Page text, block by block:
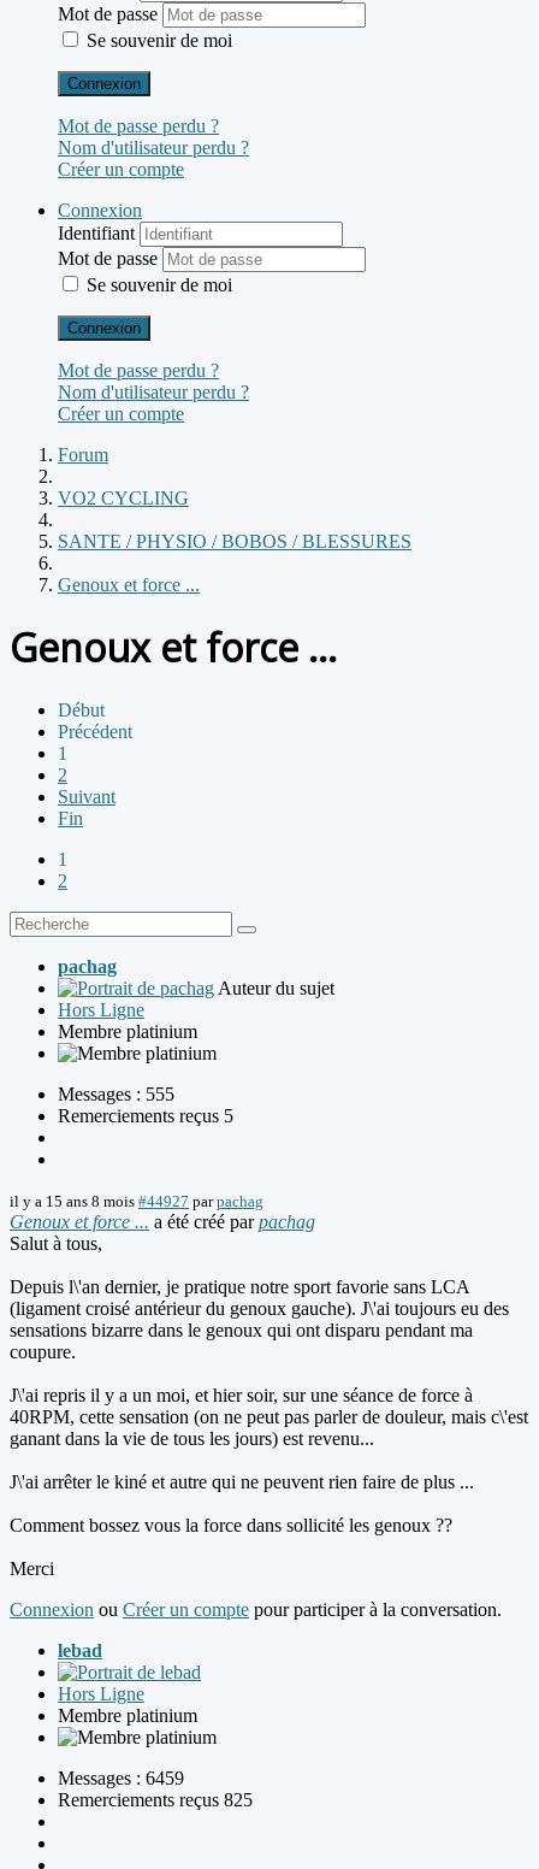
Mot de passe
Se souvenir de moi
Connexion
Mot de passe perdu ?
Nom d'utilisateur perdu ?
Créer un compte
Connexion
Identifiant
Mot de passe
Se souvenir de moi
Connexion
Mot de passe perdu ?
Nom d'utilisateur perdu ?
Créer un compte
Forum
VO2 CYCLING
SANTE / PHYSIO / BOBOS / BLESSURES
Genoux et force ...
Genoux et force ...
Début
Précédent
1
2
Suivant
Fin
1
2
pachag
Auteur du sujet
Hors Ligne
Membre platinium
Messages : 555
Remerciements reçus 5
il y a 15 ans 8 mois #44927 parpachag
Genoux et force ... a été créé parpachag
Salut à tous,
Depuis l\'an dernier, je pratique notre sport favorie sans LCA
(ligament croisé antérieur du genoux gauche). J\'ai toujours eu des
sensations bizarre dans le genoux qui ont disparu pendant ma
coupure.
J\'ai repris il y a un moi, et hier soir, sur une séance de force à
40RPM, cette sensation (on ne peut pas parler de douleur, mais c\'est
ganant dans la vie de tous les jours) est revenu...
J\'ai arrêter le kiné et autre qui ne peuvent rien faire de plus ...
Comment bossez vous la force dans sollicité les genoux ??
Merci
Connexion ou Créer un compte pour participer à la conversation.
lebad
Hors Ligne
Membre platinium
Messages : 6459
Remerciements reçus 825